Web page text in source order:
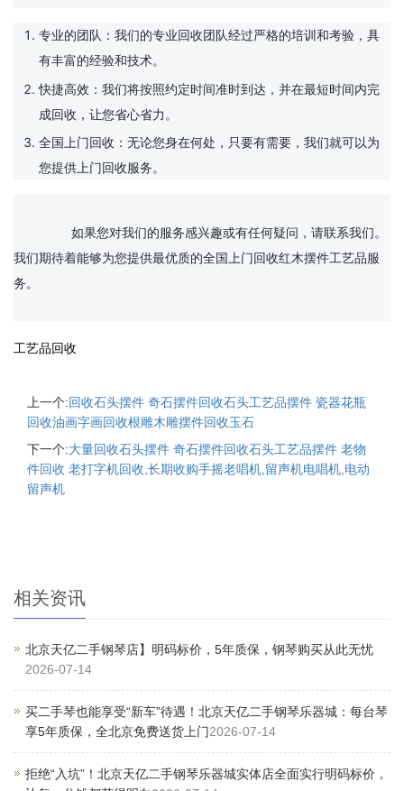
专业的团队：我们的专业回收团队经过严格的培训和考验，具
有丰富的经验和技术。
快捷高效：我们将按照约定时间准时到达，并在最短时间内完
成回收，让您省心省力。
全国上门回收：无论您身在何处，只要有需要，我们就可以为
您提供上门回收服务。
我们期待着能够为您提供最优质的全国上门回收红木摆件工艺品服
务。
工艺品回收
上一个:回收石头摆件 奇石摆件回收石头工艺品摆件 瓷器花瓶
回收油画字画回收根雕木雕摆件回收玉石
下一个:大量回收石头摆件 奇石摆件回收石头工艺品摆件 老物
件回收 老打字机回收,长期收购手摇老唱机,留声机电唱机,电动
留声机
相关资讯
北京天亿二手钢琴店】明码标价，5年质保，钢琴购买从此无忧
2026-07-14
买二手琴也能享受“新车”待遇！北京天亿二手钢琴乐器城：每台琴
享5年质保，全北京免费送货上门2026-07-14
拒绝“入坑”！北京天亿二手钢琴乐器城实体店全面实行明码标价，